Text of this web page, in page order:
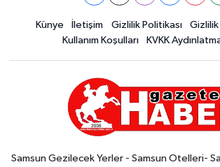
Künye İletişim Gizlilik Politikası
Kullanım Koşulları
KVKK
Samsun Gezilecek Yerler - Samsun Otelleri-